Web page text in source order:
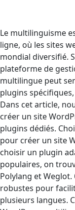
Le multilinguisme
ligne, où les sites
mondial diversifié.
plateforme de
multilingue peut
plugins
Dans cet article,
créer un site
plugins dédiés.
pour créer un site
choisir un plugin
populaires, on
Polylang et
robustes pour
plusieurs langues.